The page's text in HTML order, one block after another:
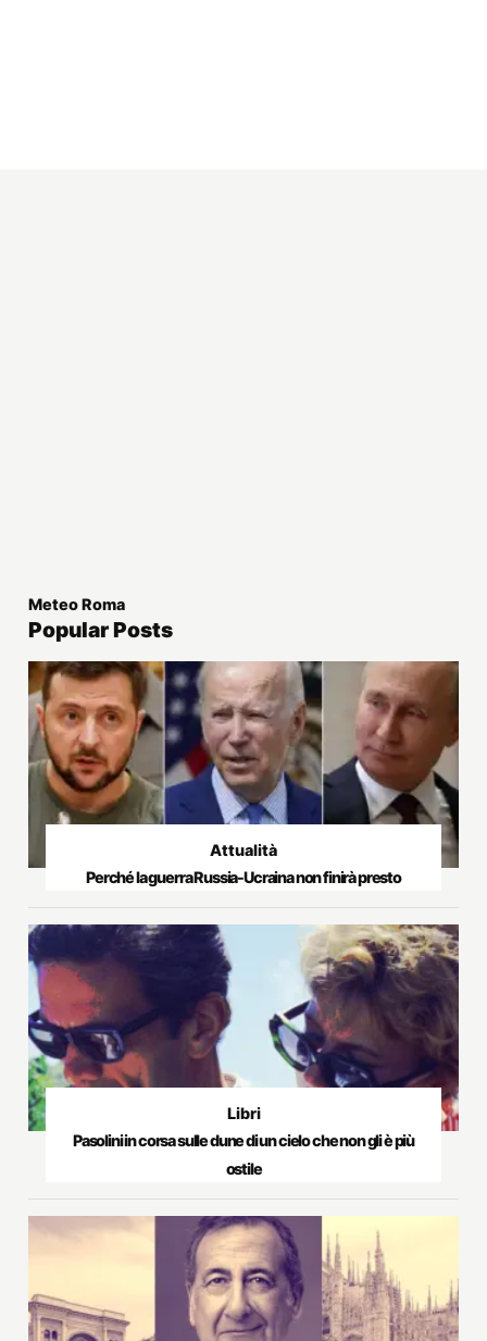
Meteo Roma
Popular Posts
Attualità
Perché la guerra Russia-Ucraina non finirà presto
Libri
Pasolini in corsa sulle dune di un cielo che non gli è più
ostile